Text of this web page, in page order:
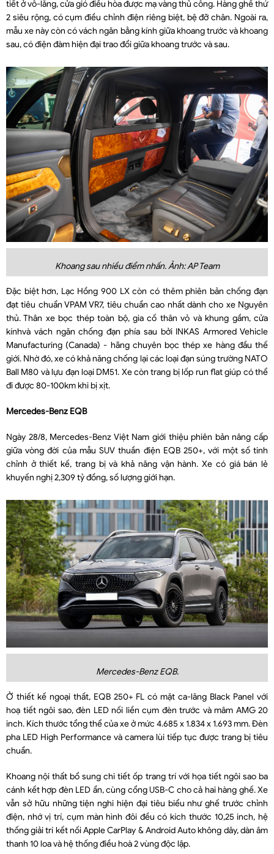
tiết ở vô-lăng, cửa gió điều hòa được mạ vàng thủ công. Hàng ghế thứ
2 siêu rộng, có cụm điều chỉnh điện riêng biệt, bệ đỡ chân. Ngoài ra,
mẫu xe này còn có vách ngăn bằng kính giữa khoang trước và khoang
sau, có điện đàm hiện đại trao đổi giữa khoang trước và sau.
Khoang sau nhiều điểm nhấn. Ảnh: AP Team
Đặc biệt hơn, Lạc Hồng 900 LX còn có thêm phiên bản chống đạn
đạt tiêu chuẩn VPAM VR7, tiêu chuẩn cao nhất dành cho xe Nguyên
thủ. Thân xe bọc thép toàn bộ, gia cố thân vỏ và khung gầm, cửa
kínhvà vách ngăn chống đạn phía sau bởi INKAS Armored Vehicle
Manufacturing (Canada) - hãng chuyên bọc thép xe hàng đầu thế
giới. Nhờ đó, xe có khả năng chống lại các loại đạn súng trường NATO
Ball M80 và lựu đạn loại DM51. Xe còn trang bị lốp run flat giúp có thể
đi được 80-100km khi bị xịt.
Mercedes-Benz EQB
Ngày 28/8, Mercedes-Benz Việt Nam giới thiệu phiên bản nâng cấp
giữa vòng đời của mẫu SUV thuần điện EQB 250+, với một số tinh
chỉnh ở thiết kế, trang bị và khả năng vận hành. Xe có giá bán lẻ
khuyến nghị 2,309 tỷ đồng, số lượng giới hạn.
Mercedes-Benz EQB.
Ở thiết kế ngoại thất, EQB 250+ FL có mặt ca-lăng Black Panel với
hoạ tiết ngôi sao, đèn LED nối liền cụm đèn trước và mâm AMG 20
inch. Kích thước tổng thể của xe ở mức 4.685 x 1.834 x 1.693 mm. Đèn
pha LED High Performance và camera lùi tiếp tục được trang bị tiêu
chuẩn.
Khoang nội thất bổ sung chi tiết ốp trang trí với họa tiết ngôi sao ba
cánh kết hợp đèn LED ẩn, cùng cổng USB-C cho cả hai hàng ghế. Xe
vẫn sở hữu những tiện nghi hiện đại tiêu biểu như ghế trước chỉnh
điện, nhớ vị trí, cụm màn hình đôi đều có kích thước 10,25 inch, hệ
thống giải trí kết nối Apple CarPlay & Android Auto không dây, dàn âm
thanh 10 loa và hệ thống điều hoà 2 vùng độc lập.